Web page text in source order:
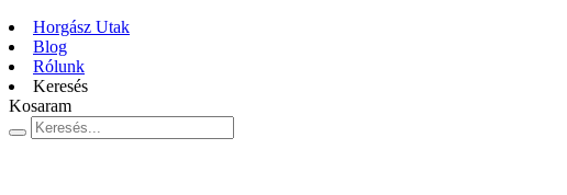
Horgász Utak
Blog
Rólunk
Keresés
Kosaram